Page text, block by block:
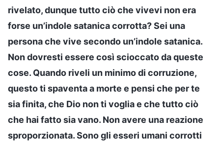
rivelato, dunque tutto ciò che vivevi non era
forse un’indole satanica corrotta? Sei una
persona che vive secondo un’indole satanica.
Non dovresti essere così scioccato da queste
cose. Quando riveli un minimo di corruzione,
questo ti spaventa a morte e pensi che per te
sia finita, che Dio non ti voglia e che tutto ciò
che hai fatto sia vano. Non avere una reazione
sproporzionata. Sono gli esseri umani corrotti